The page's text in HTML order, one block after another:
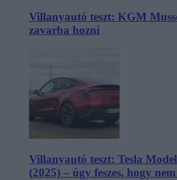
Villanyautó teszt: KGM
zavarba hozni
Villanyautó teszt: Tesla
(2025) – úgy feszes, hogy